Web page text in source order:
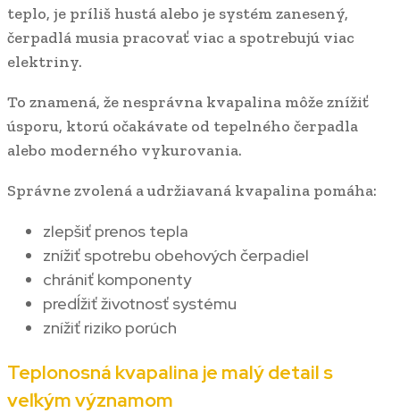
teplo, je príliš hustá alebo je systém zanesený,
čerpadlá musia pracovať viac a spotrebujú viac
elektriny.
To znamená, že nesprávna kvapalina môže znížiť
úsporu, ktorú očakávate od tepelného čerpadla
alebo moderného vykurovania.
Správne zvolená a udržiavaná kvapalina pomáha:
zlepšiť prenos tepla
znížiť spotrebu obehových čerpadiel
chrániť komponenty
predĺžiť životnosť systému
znížiť riziko porúch
Teplonosná kvapalina je malý detail s
veľkým významom